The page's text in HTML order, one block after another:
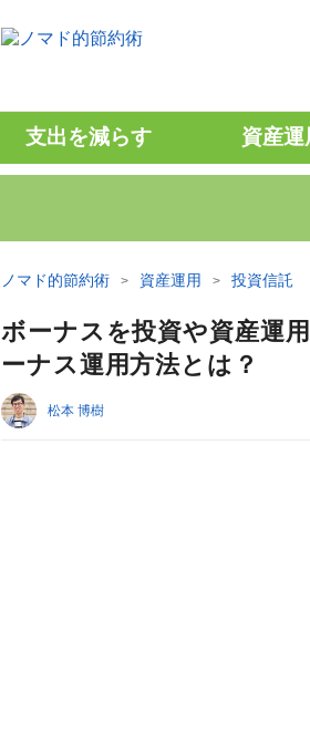
支出を減らす 資産運
ノマド的節約術 資産運用 投資信託
ボーナスを投資や資産運
ーナス運用方法とは？
松本 博樹